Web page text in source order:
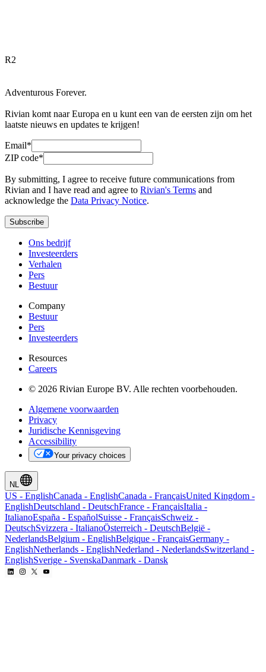
R2
Adventurous Forever.
Rivian komt naar Europa en u kunt een van de eersten zijn om het
laatste nieuws en updates te krijgen!
Email*
ZIP code*
By submitting, I agree to receive future communications from
Rivian and I have read and agree to Rivian's Terms and
acknowledge the Data Privacy Notice.
Subscribe
Ons bedrijf
Investeerders
Verhalen
Pers
Bestuur
Company
Bestuur
Pers
Investeerders
Resources
Careers
© 2026 Rivian Europe BV. Alle rechten voorbehouden.
Algemene voorwaarden
Privacy
Juridische Kennisgeving
Accessibility
Your privacy choices
NL
US - EnglishCanada - EnglishCanada - FrançaisUnited Kingdom -
EnglishDeutschland - DeutschFrance - FrançaisItalia -
ItalianoEspaña - EspañolSuisse - FrançaisSchweiz -
DeutschSvizzera - ItalianoÖsterreich - DeutschBelgië -
NederlandsBelgium - EnglishBelgique - FrançaisGermany -
EnglishNetherlands - EnglishNederland - NederlandsSwitzerland -
EnglishSverige - SvenskaDanmark - Dansk